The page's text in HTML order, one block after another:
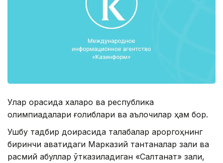
Улар орасида халқаро ва республика
олимпиадалари ғолиблари ва аълочилар ҳам бор.
Ушбу тадбир доирасида талабалар қароргоҳнинг
биринчи қаватидаги Марказий тантаналар зали ва
расмий қабуллар ўтказиладиган «Салтанат» зали,